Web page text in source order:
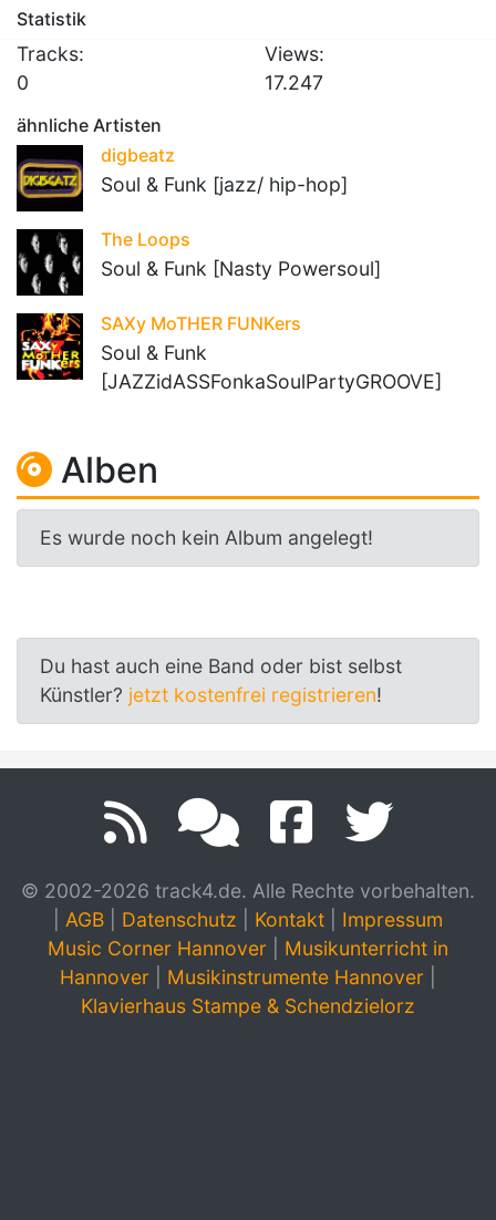
Statistik
Tracks:
0
Views:
17.247
ähnliche Artisten
digbeatz
Soul & Funk [jazz/ hip-hop]
The Loops
Soul & Funk [Nasty Powersoul]
SAXy MoTHER FUNKers
Soul & Funk
[JAZZidASSFonkaSoulPartyGROOVE]
Alben
Es wurde noch kein Album angelegt!
Du hast auch eine Band oder bist selbst
Künstler? jetzt kostenfrei registrieren!
© 2002-2026 track4.de. Alle Rechte vorbehalten.
AGB Datenschutz Kontakt
Impressum
Music Corner Hannover
Musikunterricht in
Hannover
Musikinstrumente Hannover
Klavierhaus Stampe & Schendzielorz